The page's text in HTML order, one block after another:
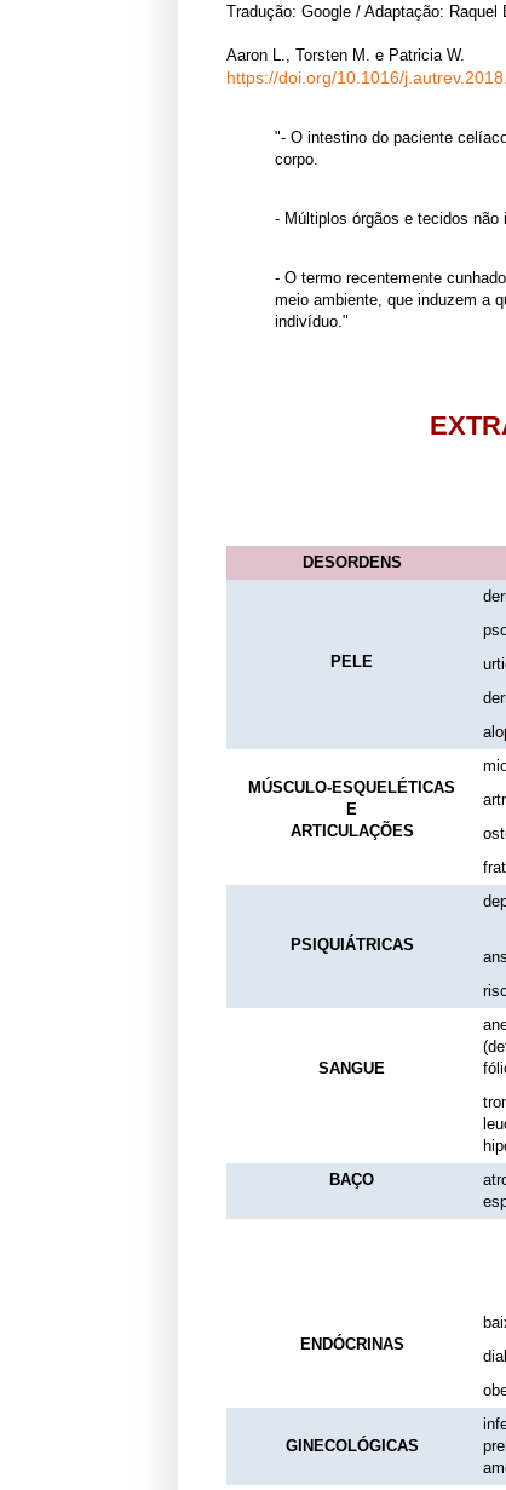
Tradução: Google / Adaptação: Raquel
Aaron L., Torsten M. e Patricia W.
https://doi.org/10.1016/
"- O intestino do paciente
corpo.
- Múltiplos órgãos e tecidos
- O termo recentemente cunhado
meio ambiente, que induzem a
indivíduo."
DESORDENS
PELE
MÚSCULO-ESQUELÉTICAS
E
ARTICULAÇÕES
PSIQUIÁTRICAS
SANGUE
BAÇO
ENDÓCRINAS
GINECOLÓGICAS